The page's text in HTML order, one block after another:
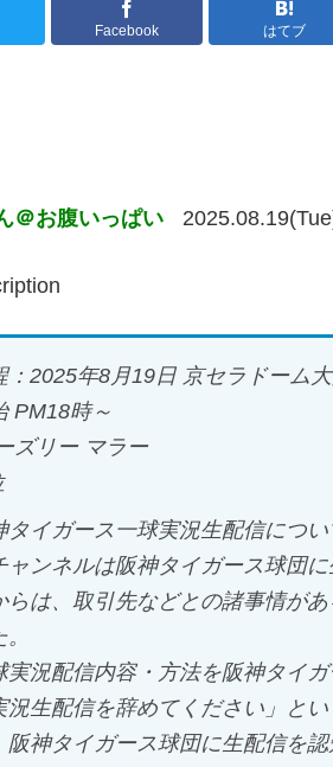
Facebook はてブ
＠お腹いっぱい
：2025年8月19日 京セラドーム
PM18時～
ズリー マラー
イガース一球実況生配信につ
ャンネルは阪神タイガース球団
らは、取引先などとの諸事情が
実況配信内容・方法を阪神タイ
況生配信を辞めてください」と
阪神タイガース球団に生配信を